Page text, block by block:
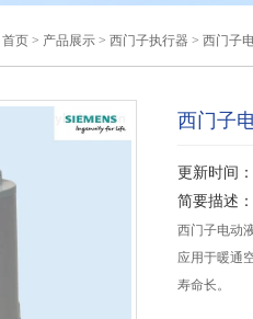
首页 > 产品展示 > 西门子执行器 > 西门子
西门子
更新时间
简要描述：
西门子电动
应用于暖通
寿命长。